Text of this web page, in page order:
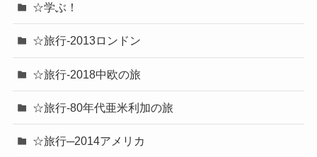
☆学ぶ！
☆旅行-2013ロンドン
☆旅行-2018中欧の旅
☆旅行-80年代亜米利加の旅
☆旅行─2014アメリカ